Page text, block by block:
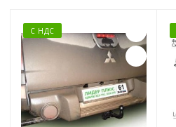
С НДС